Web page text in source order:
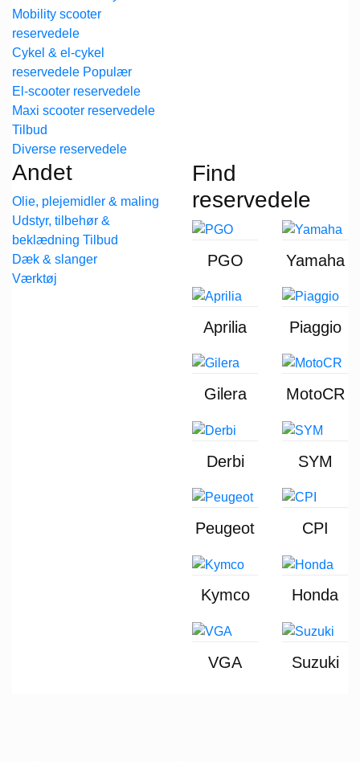
Mobility scooter
reservedele
Cykel & el-cykel
reservedele
El-scooter reservedele
Maxi scooter reservedele
Diverse reservedele
Andet
Olie, plejemidler & maling
Udstyr, tilbehør &
beklædning
Dæk & slanger
Værktøj
Find
reservedele
PGO Yamaha
Aprilia Piaggio
Gilera MotoCR
Derbi SYM
Peugeot CPI
Kymco Honda
VGA Suzuki